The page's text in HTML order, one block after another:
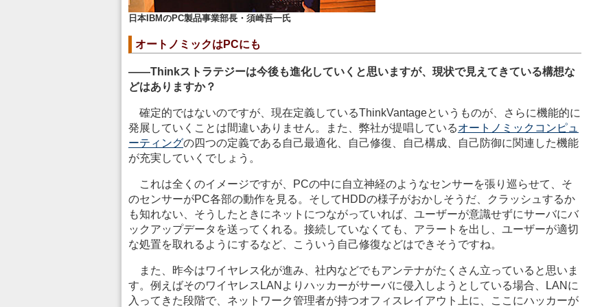
日本IBMのPC製品事業部長・須崎吾一氏
オートノミックはPCにも
――Thinkストラテジーは今後も進化していくと思いますが、現状で見えてきている構想な
どはありますか？
確定的ではないのですが、現在定義しているThinkVantageというものが、さらに機能的に
発展していくことは間違いありません。また、弊社が提唱しているオートノミックコンピュ
ーティングの四つの定義である自己最適化、自己修復、自己構成、自己防御に関連した機能
が充実していくでしょう。
これは全くのイメージですが、PCの中に自立神経のようなセンサーを張り巡らせて、そ
のセンサーがPC各部の動作を見る。そしてHDDの様子がおかしそうだ、クラッシュするか
も知れない、そうしたときにネットにつながっていれば、ユーザーが意識せずにサーバにバ
ックアップデータを送ってくれる。接続していなくても、アラートを出し、ユーザーが適切
な処置を取れるようにするなど、こういう自己修復などはできそうですね。
また、昨今はワイヤレス化が進み、社内などでもアンテナがたくさん立っていると思いま
す。例えばそのワイヤレスLANよりハッカーがサーバに侵入しようとしている場合、LANに
入ってきた段階で、ネットワーク管理者が持つオフィスレイアウト上に、ここにハッカーが